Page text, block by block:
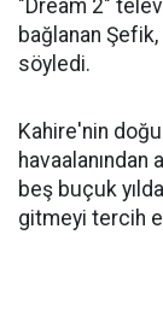
"Dream 2"
bağlanan Şefik,
söyledi.
Kahire'nin
havaalanından
beş buçuk
gitmeyi tercih